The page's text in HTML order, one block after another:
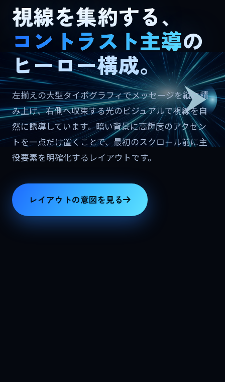
視線を集約する、
コントラスト主導の
ヒーロー構成。
左揃えの大型タイポグラフィでメッセージを縦に積
み上げ、右側へ収束する光のビジュアルで視線を自
然に誘導しています。暗い背景に高輝度のアクセン
トを一点だけ置くことで、最初のスクロール前に主
役要素を明確化するレイアウトです。
レイアウトの意図を見る